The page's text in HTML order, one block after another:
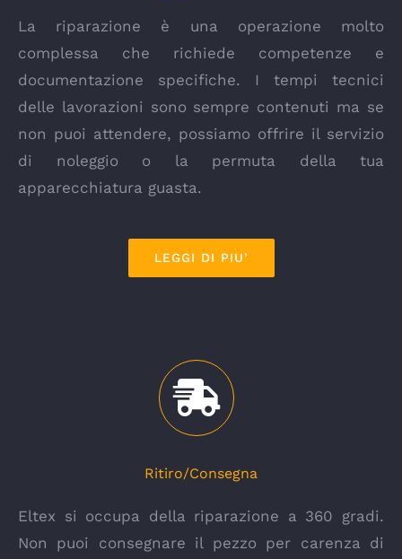
La riparazione è una operazione molto
complessa che richiede competenze e
documentazione specifiche. I tempi tecnici
delle lavorazioni sono sempre contenuti ma se
non puoi attendere, possiamo offrire il servizio
di noleggio o la permuta della tua
apparecchiatura guasta.
LEGGI DI PIU’
Ritiro/Consegna
Eltex si occupa della riparazione a 360 gradi.
Non puoi consegnare il pezzo per carenza di